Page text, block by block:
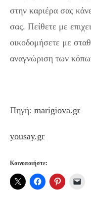
στην καριέρα σας
σας. Πείθετε με
οικοδομήσετε με
αναγνώριση των
Πηγή: marigiova.gr
yousay.gr
Κοινοποιήστε: